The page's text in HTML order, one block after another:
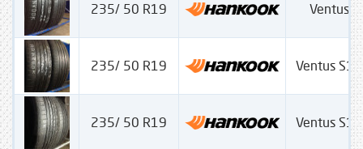
235/ 50 R19 Ventus
235/ 50 R19 Ventus S1
235/ 50 R19 Ventus S1